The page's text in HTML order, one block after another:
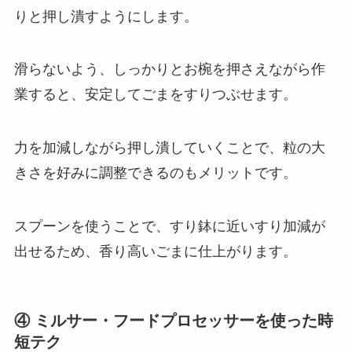
りと押し潰すようにします。
滑らないよう、しっかりとお椀を押さえながら作
業すると、安定してごまをすりつぶせます。
力を加減しながら押し潰していくことで、粒の大
きさを好みに調整できるのもメリットです。
スプーンを使うことで、すり鉢に近いすり加減が
出せるため、香り高いごまに仕上がります。
④ ミルサー・フードプロセッサーを使った時
短テク